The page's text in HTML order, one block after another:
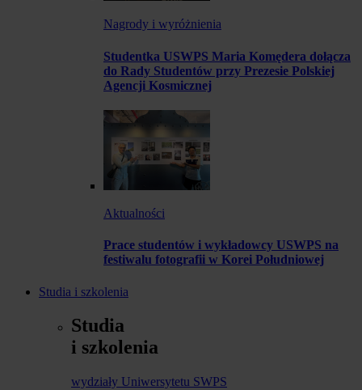
Nagrody i wyróżnienia
Studentka USWPS Maria Komędera dołącza
do Rady Studentów przy Prezesie Polskiej
Agencji Kosmicznej
Aktualności
Prace studentów i wykładowcy USWPS na
festiwalu fotografii w Korei Południowej
Studia i szkolenia
Studia
i szkolenia
wydziały Uniwersytetu SWPS